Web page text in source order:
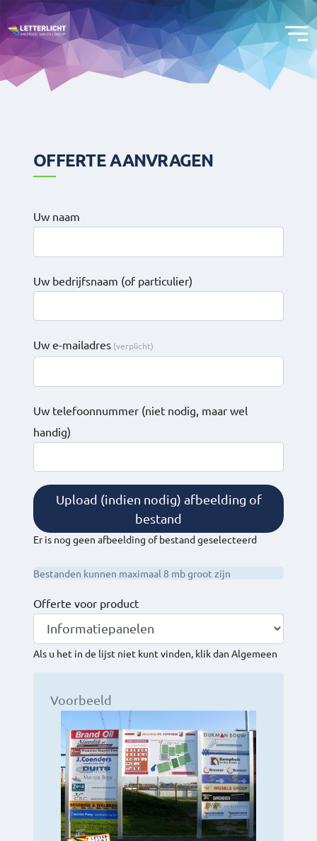
OFFERTE AANVRAGEN
Uw naam
Uw bedrijfsnaam (of particulier)
Uw e-mailadres
Uw telefoonnummer (niet nodig, maar wel
handig)
Upload (indien nodig) afbeelding of
bestand
Er is nog geen afbeelding of bestand geselecteerd
Bestanden kunnen maximaal 8 mb groot zijn
Offerte voor product
Als u het in de lijst niet kunt vinden, klik dan Algemeen
Voorbeeld